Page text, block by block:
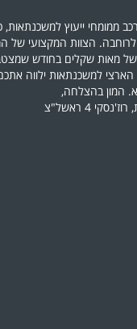
ממומחי ייעוץ למשכנתאות,
הצוות המקצועי של
של מאות שקלים בחודש
הארצי למשכנתאות ילווה
המון בהצלחה,
4 ראשל"צ